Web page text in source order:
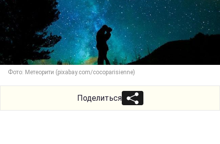
Фото: Метеорити (pixabay.com/cocoparisienne)
Поделиться